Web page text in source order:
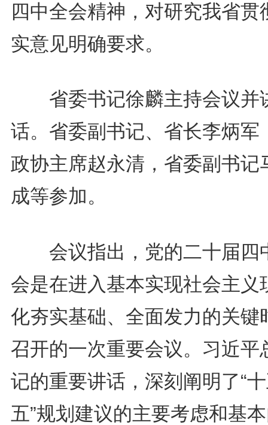
四中全会精神，对研究我省贯
实意见明确要求。
省委书记徐麟主持会议并
话。省委副书记、省长李炳军
政协主席赵永清，省委副书记
成等参加。
会议指出，党的二十届四
会是在进入基本实现社会主义
化夯实基础、全面发力的关键
召开的一次重要会议。习近平
记的重要讲话，深刻阐明了“
五”规划建议的主要考虑和基